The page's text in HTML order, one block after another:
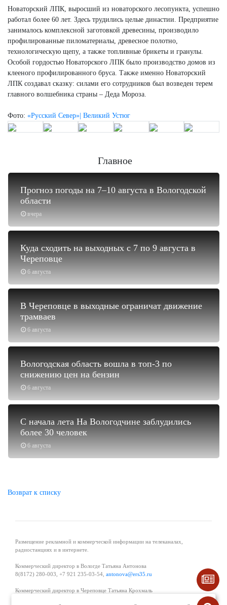
Новаторский ЛПК, выросший из новаторского лесопункта, успешно
работал более 60 лет. Здесь трудились целые династии. Предприятие
занималось комплексной заготовкой древесины, производило
профилированные пиломатериалы, древесное полотно,
технологическую щепу, а также топливные брикеты и гранулы.
Особой гордостью Новаторского ЛПК было производство домов из
клееного профилированного бруса. Также именно Новаторский
ЛПК создавал сказку: силами его сотрудников был возведен терем
главного волшебника страны – Деда Мороза.
Фото: «Русский Север»| Великий Устюг
Главное
вчера
Прогноз погоды на 7–10 августа в Вологодской
области
6 августа
Куда сходить на выходных с 7 по 9 августа в
Череповце
6 августа
В Череповце в выходные ограничат движение
трамваев
6 августа
Вологодская область вошла в топ-3 по
снижению цен на бензин
6 августа
С начала лета На Вологодчине заблудились
более 30 человек
Возврат к списку
Размещение рекламной и коммерческой информации на телеканалах,
радиостанциях и в интернете.
Коммерческий директор в Вологде Татьяна Антонова
8(8172) 280-003, +7 921 235-03-54, antonova@ers35.ru
Коммерческий директор в Череповце Татьяна Крохмаль